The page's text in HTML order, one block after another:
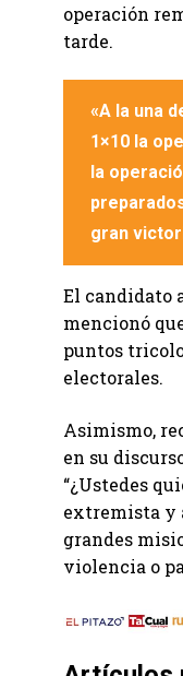
operación
tarde.
«A la una
1×10 la
la
gran
El candidato
mencionó
puntos
electorales.
Asimismo,
en su
“¿Ustedes
extremista y
grandes
violencia o